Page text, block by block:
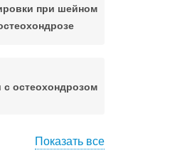
при шейном
остеохондрозом
Показать все